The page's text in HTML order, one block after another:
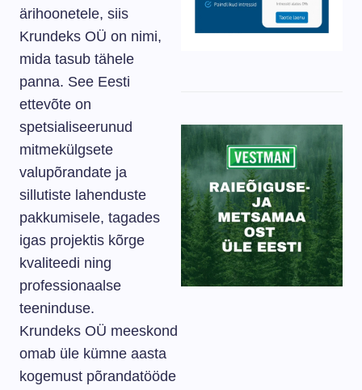
ärihoonetele, siis
Krundeks OÜ on nimi,
mida tasub tähele
panna. See Eesti
ettevõte on
spetsialiseerunud
mitmekülgsete
valupõrandate ja
sillutiste lahenduste
pakkumisele, tagades
igas projektis kõrge
kvaliteedi ning
professionaalse
teeninduse.
Krundeks OÜ meeskond
omab üle kümne aasta
kogemust põrandatööde